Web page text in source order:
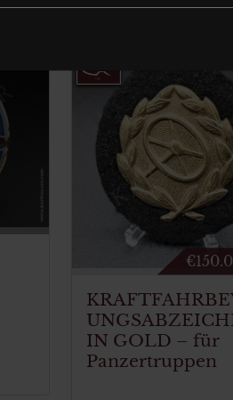
€
IN GOLD – für
Panzertruppen